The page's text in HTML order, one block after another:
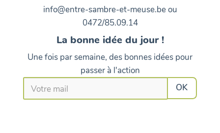
info@entre-sambre-et-meuse.be ou
0472/85.09.14
La bonne idée du jour !
Une fois par semaine, des bonnes idées pour
passer à l'action